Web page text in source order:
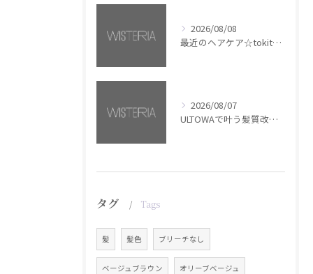
2026/08/08
最近のヘアケア☆tokita【銀座・美容室WISTERIA】
2026/08/07
ULTOWAで叶う髪質改善美髪カラー【銀座・美容室WISTERIA】
タグ Tags
髪 髪色 ブリーチなし
ベージュブラウン オリーブベージュ